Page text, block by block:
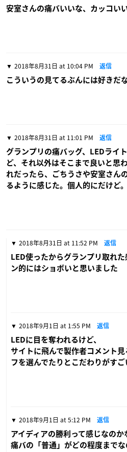
安室さんの痛バいいな、カッコい
2018年8月31日 at 10:04 PM 返信
こういうの見てるぶんには好きだ
2018年8月31日 at 11:01 PM 返信
グランプリの痛バッグ、LEDライ
ど、それ以外はそこまで良いと思
れだったら、ごちうさや安室さん
るように感じた。個人的にだけど。
2018年8月31日 at 11:52 PM 返信
LED使ったからグランプリ取れ
ン的にはショボいと思いました
2018年9月1日 at 1:55 PM 返信
LEDに目を奪われるけど、
サイトに飛んで製作者コメント
フを選んでたりとこだわりがすご
2018年9月1日 at 5:12 PM 返信
アイディアの勝利って感じなのか
痛バの「普通」がどの程度まで